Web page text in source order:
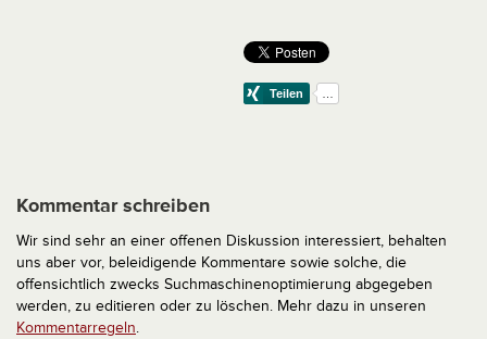
Kommentar schreiben
Wir sind sehr an einer offenen Diskussion interessiert, behalten
uns aber vor, beleidigende Kommentare sowie solche, die
offensichtlich zwecks Suchmaschinenoptimierung abgegeben
werden, zu editieren oder zu löschen. Mehr dazu in unseren
Kommentarregeln.